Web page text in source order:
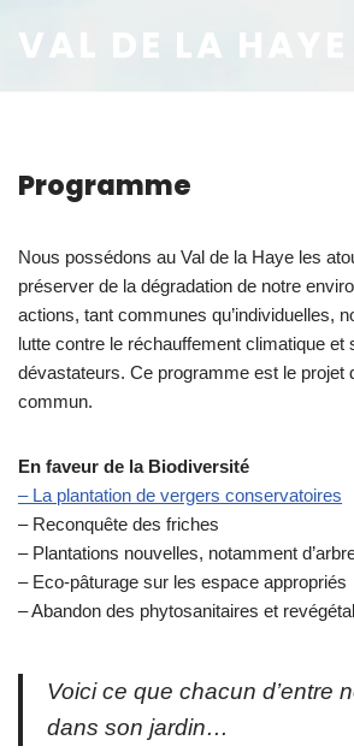
Aller
au
VAL DE LA HAYE
Programme
Nous possédons au Val de la Haye les
préserver de la dégradation de notre
actions, tant communes qu’individuelles,
lutte contre le réchauffement climatique et
dévastateurs. Ce programme est le projet
commun.
En faveur de la Biodiversité
– La plantation de vergers conservatoires
– Reconquête des friches
– Plantations nouvelles, notamment
– Eco-pâturage sur les espace appropriés
– Abandon des phytosanitaires et
Voici ce que chacun d’entre
dans son jardin…